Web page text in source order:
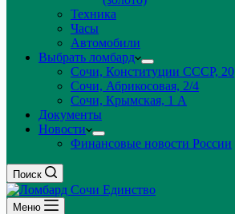
Техника
Часы
Автомобили
Выбрать ломбард
Сочи, Конституции СССР, 20
Сочи, Абрикосовая, 2/4
Сочи, Крымская, 1 А
Документы
Новости
Финансовые новости России
Поиск
Меню